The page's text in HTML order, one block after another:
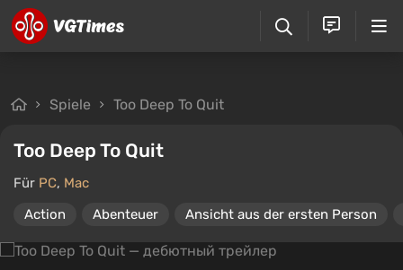
Spiele Too Deep To Quit
Too Deep To Quit
Für PC, Mac
Action
Abenteuer Ansicht aus der ersten Person